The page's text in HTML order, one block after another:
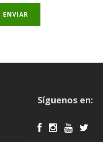
Síguenos en: